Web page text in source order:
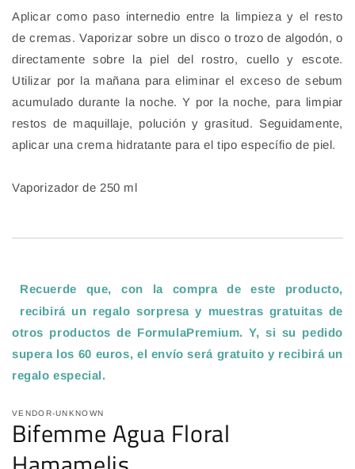
Aplicar como paso internedio entre la limpieza y el resto
de cremas. Vaporizar sobre un disco o trozo de algodón, o
directamente sobre la piel del rostro, cuello y escote.
Utilizar por la mañana para eliminar el exceso de sebum
acumulado durante la noche. Y por la noche, para limpiar
restos de maquillaje, polución y grasitud. Seguidamente,
aplicar una crema hidratante para el tipo específio de piel.
Vaporizador de 250 ml
Recuerde que, con la compra de este producto,
recibirá un regalo sorpresa y muestras gratuitas de
otros productos de FormulaPremium. Y, si su pedido
supera los 60 euros, el envío será gratuito y recibirá un
regalo especial.
VENDOR-UNKNOWN
Bifemme Agua Floral